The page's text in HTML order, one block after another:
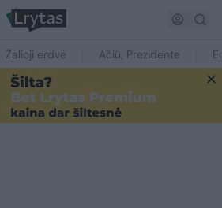
Žalioji erdvė Ačiū, Prezidente